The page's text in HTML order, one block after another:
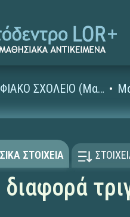
ΨΗΦΙΑΚΟ ΣΧΟΛΕΙΟ (Μαθησιακά Αντικείμενα)
ΣΤΟΙΧΕΙΑ